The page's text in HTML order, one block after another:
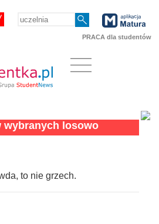
PRACA dla studentów
wybranych losowo
to nie grzech.